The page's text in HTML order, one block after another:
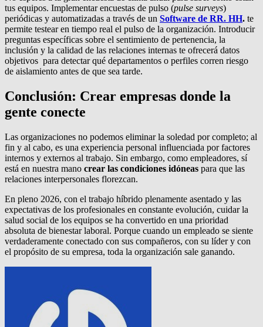
tus equipos. Implementar encuestas de pulso (pulse surveys)
periódicas y automatizadas a través de un Software de RR. HH. te
permite testear en tiempo real el pulso de la organización. Introducir
preguntas específicas sobre el sentimiento de pertenencia, la
inclusión y la calidad de las relaciones internas te ofrecerá datos
objetivos para detectar qué departamentos o perfiles corren riesgo
de aislamiento antes de que sea tarde.
Conclusión: Crear empresas donde la
gente conecte
Las organizaciones no podemos eliminar la soledad por completo; al
fin y al cabo, es una experiencia personal influenciada por factores
internos y externos al trabajo. Sin embargo, como empleadores, sí
está en nuestra mano crear las condiciones idóneas para que las
relaciones interpersonales florezcan.
En pleno 2026, con el trabajo híbrido plenamente asentado y las
expectativas de los profesionales en constante evolución, cuidar la
salud social de los equipos se ha convertido en una prioridad
absoluta de bienestar laboral. Porque cuando un empleado se siente
verdaderamente conectado con sus compañeros, con su líder y con
el propósito de su empresa, toda la organización sale ganando.